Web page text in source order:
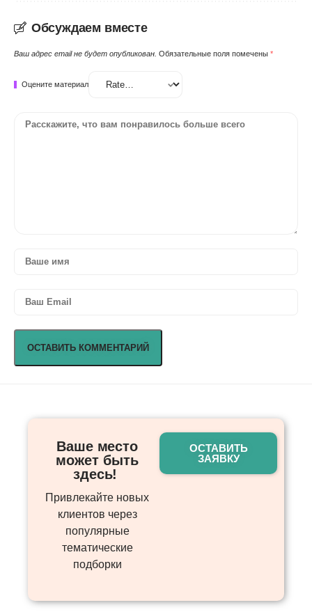
Обсуждаем вместе
Ваш адрес email не будет опубликован. Обязательные поля помечены *
Оцените материал
Ваше место
может быть
здесь! ​
Привлекайте новых
клиентов через
популярные
тематические
подборки
ОСТАВИТЬ
ЗАЯВКУ